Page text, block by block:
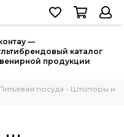
—
каталог
продукции
Питьевая посуда - Штопоры и